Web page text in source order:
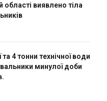
виявлено тіла
та 4 тонни технічної води
минулої доби